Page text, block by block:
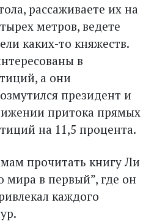
рассаживаете их на
метров, ведете
каких-то княжеств.
в
а они
президент и
притока прямых
на 11,5 процента.
прочитать книгу Ли
мира в первый”, где он
каждого